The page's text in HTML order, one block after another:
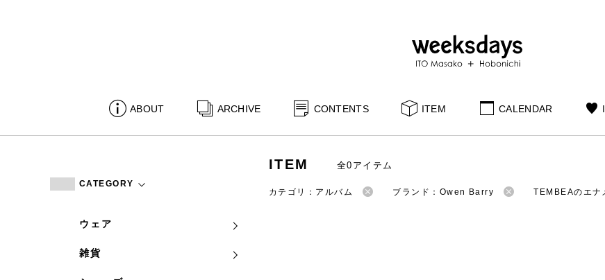
ABOUT ARCHIVE CONTENTS ITEM CALENDAR
CATEGORY
ウェア
雑貨
ITEM 全0アイテム
カテゴリ：アルバム ブランド：Owen Barry TEMBEAのエナ